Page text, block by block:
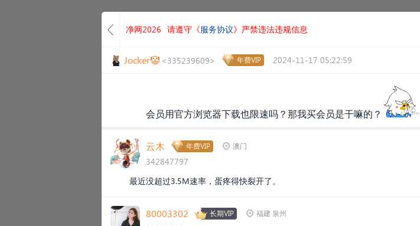
净网2026 请遵守《服务协议》严禁违法违规信息
Jocker🤡 <335239609> 年费VIP 2024-11-17 05:22:59
会员用官方浏览器下载也限速吗？那我买会员是干嘛的？
云木 年费VIP 澳门
342847797
最近没超过3.5M速率，蛋疼得快裂开了。
80003302 长期VIP 福建 泉州